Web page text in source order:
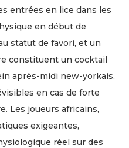
entrées en lice dans les
en début de
statut de favori, et un
constituent un cocktail
après-midi new-yorkais,
en cas de forte
Les joueurs africains,
exigeantes,
réel sur des